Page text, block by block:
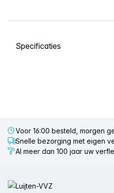
Selecteer een tabblad
Voor 16:00 besteld, morgen
Snelle bezorging met eigen
Al meer dan 100 jaar uw